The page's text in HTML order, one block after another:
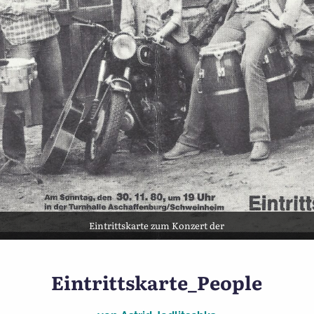
Eintrittskarte zum Konzert der
Witchesbrew
Eintrittskarte_People